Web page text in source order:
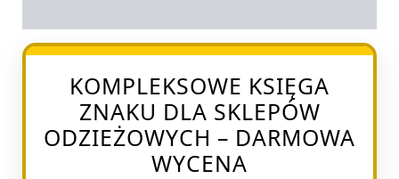
KOMPLEKSOWE KSIĘGA
ZNAKU DLA SKLEPÓW
ODZIEŻOWYCH – DARMOWA
WYCENA